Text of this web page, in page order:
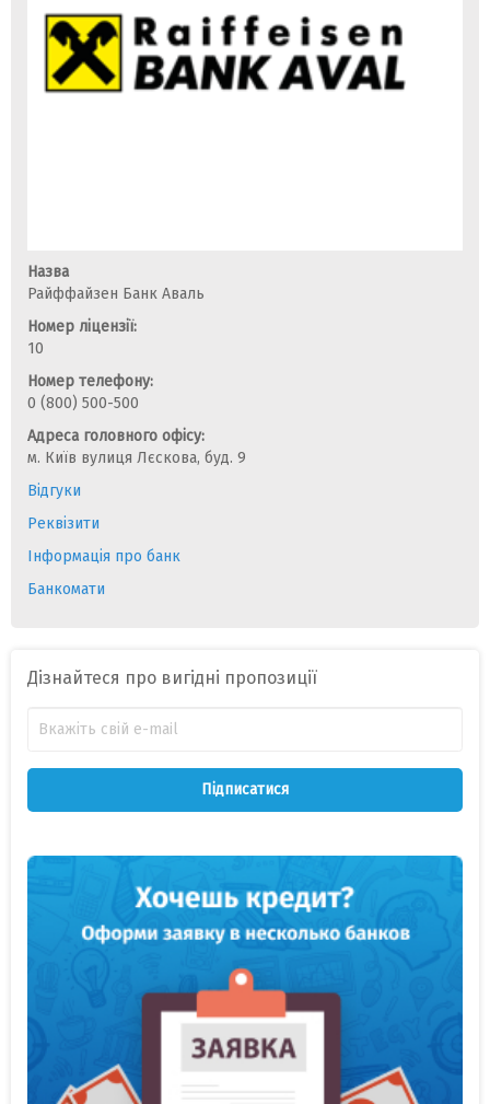
Назва
Райффайзен Банк Аваль
Номер ліцензії:
10
Номер телефону:
0 (800) 500-500
Адреса головного офісу:
м. Київ вулиця Лєскова, буд. 9
Відгуки
Реквізити
Інформація про банк
Банкомати
Дізнайтеся про вигідні пропозиції
Підписатися